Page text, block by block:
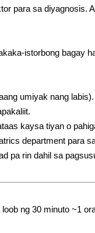
para sa diyagnosis.
istorbong bagay
umiyak nang labis).
kaysa tiyan o
department para
pa rin dahil sa
ng 30 minuto ~1